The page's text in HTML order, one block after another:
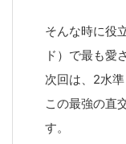
そんな時に役
ド）で最も愛
次回は、2水
この最強の直
す。